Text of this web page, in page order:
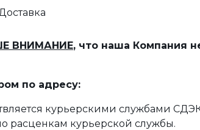
ВНИМАНИЕ, что наша Компания
по адресу:
курьерскими службами
расценкам курьерской службы.